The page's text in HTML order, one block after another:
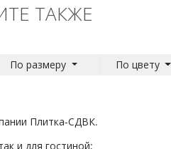
ТАКЖЕ
По размеру По цвету
Плитка-СДВК.
и для гостиной;